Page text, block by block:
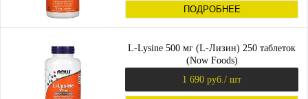
ПОДРОБНЕЕ
L-Lysine 500 мг (L-Лизин) 250 таблеток
(Now Foods)
1 690 руб. / шт